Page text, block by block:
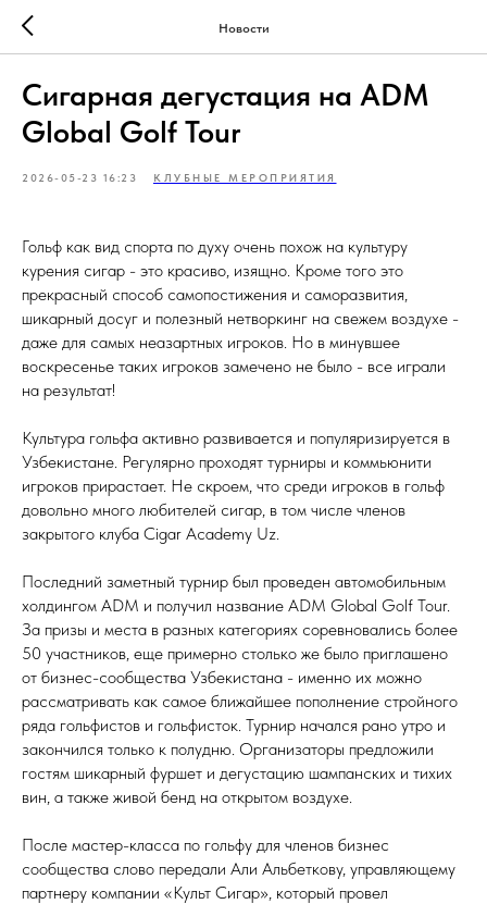
Новости
Сигарная дегустация на ADM
Global Golf Tour
2026-05-23 16:23 КЛУБНЫЕ МЕРОПРИЯТИЯ
Гольф как вид спорта по духу очень похож на культуру
курения сигар - это красиво, изящно. Кроме того это
прекрасный способ самопостижения и саморазвития,
шикарный досуг и полезный нетворкинг на свежем воздухе -
даже для самых неазартных игроков. Но в минувшее
воскресенье таких игроков замечено не было - все играли
на результат!
Культура гольфа активно развивается и популяризируется в
Узбекистане. Регулярно проходят турниры и коммьюнити
игроков прирастает. Не скроем, что среди игроков в гольф
довольно много любителей сигар, в том числе членов
закрытого клуба Cigar Academy Uz.
Последний заметный турнир был проведен автомобильным
холдингом ADM и получил название ADM Global Golf Tour.
За призы и места в разных категориях соревновались более
50 участников, еще примерно столько же было приглашено
от бизнес-сообщества Узбекистана - именно их можно
рассматривать как самое ближайшее пополнение стройного
ряда гольфистов и гольфисток. Турнир начался рано утро и
закончился только к полудню. Организаторы предложили
гостям шикарный фуршет и дегустацию шампанских и тихих
вин, а также живой бенд на открытом воздухе.
После мастер-класса по гольфу для членов бизнес
сообщества слово передали Али Альбеткову, управляющему
партнеру компании «Культ Сигар», который провел